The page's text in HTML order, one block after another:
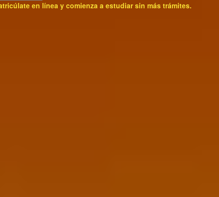
en línea y comienza a estudiar sin más trámites.